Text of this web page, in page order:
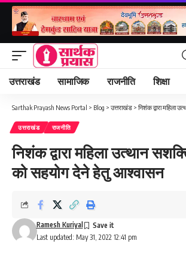
उत्तराखंड सामाजिक राजनीति शिक्षा
Sarthak Prayash News Portal > Blog > उत्तराखंड > निशंक द्वारा महिला उत्थान
उत्तराखंड राजनीति
निशंक द्वारा महिला उत्थान
को सहयोग देने हेतु आश्वासन
Last updated: May 31, 2022 12:41 pm
Ramesh Kuriyal